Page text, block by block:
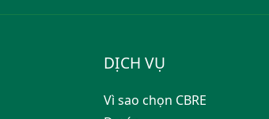
DỊCH VỤ
Vì sao chọn CBRE